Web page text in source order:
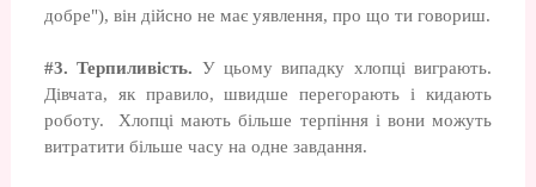
добре"), він дійсно не має уявлення, про що ти говориш.
#3. Терпиливість. У цьому випадку хлопці виграють.
Дівчата, як правило, швидше перегорають і кидають
роботу. Хлопці мають більше терпіння і вони можуть
витратити більше часу на одне завдання.